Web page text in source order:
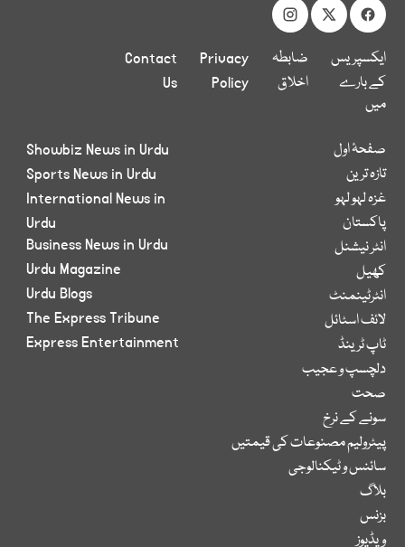
ایکسپریس
کے بارے
میں
ضابطہ
اخلاق
Privacy
Policy
Contact
Us
صفحۂ اول
تازہ ترین
غزہ لہو لہو
پاکستان
انٹر نیشنل
کھیل
انٹرٹینمنٹ
لائف اسٹائل
ٹاپ ٹرینڈ
دلچسپ و عجیب
صحت
سونے کے نرخ
پیٹرولیم مصنوعات کی قیمتیں
سائنس و ٹیکنالوجی
بلاگ
بزنس
ویڈیوز
Showbiz News in Urdu
Sports News in Urdu
International News in
Urdu
Business News in Urdu
Urdu Magazine
Urdu Blogs
The Express Tribune
Express Entertainment